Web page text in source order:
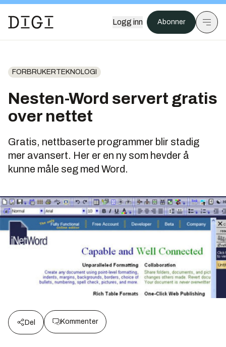
Logg inn Abonner
FORBRUKERTEKNOLOGI
Nesten-Word servert gratis
over nettet
Gratis, nettbaserte programmer blir stadig
mer avansert. Her er en ny som hevder å
kunne måle seg med Word.
Del Kommenter